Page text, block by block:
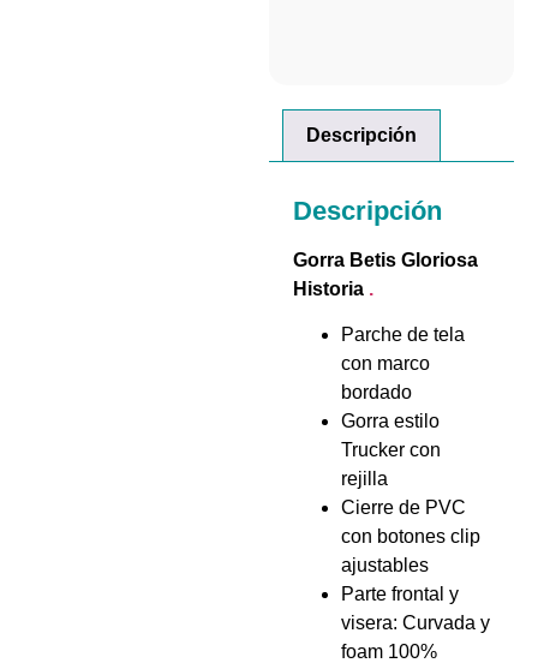
Descripción
Descripción
Gorra Betis Gloriosa
Historia .
Parche de tela
con marco
bordado
Gorra estilo
Trucker con
rejilla
Cierre de PVC
con botones clip
ajustables
Parte frontal y
visera: Curvada y
foam 100%